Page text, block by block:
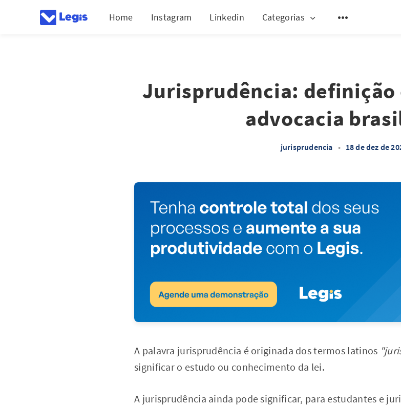
Home Instagram Linkedin Categorias
Jurisprudência: definição
advocacia
jurisprudencia • 18 de dez de
A palavra jurisprudência é originada dos termos latinos
significar o estudo ou conhecimento da lei.
A jurisprudência ainda pode significar, para estudantes e